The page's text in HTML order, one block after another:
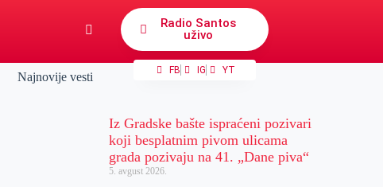
Radio Santos
uživo
FB IG YT
Najnovije vesti
Iz Gradske bašte ispraćeni pozivari
koji besplatnim pivom ulicama
grada pozivaju na 41. „Dane piva“
5. avgust 2026.